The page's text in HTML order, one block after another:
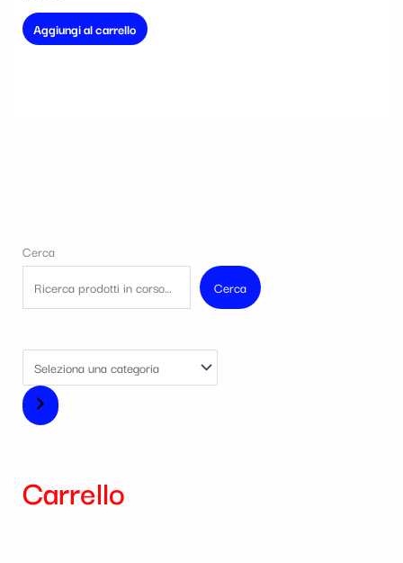
Aggiungi al carrello
Cerca
Cerca
Carrello